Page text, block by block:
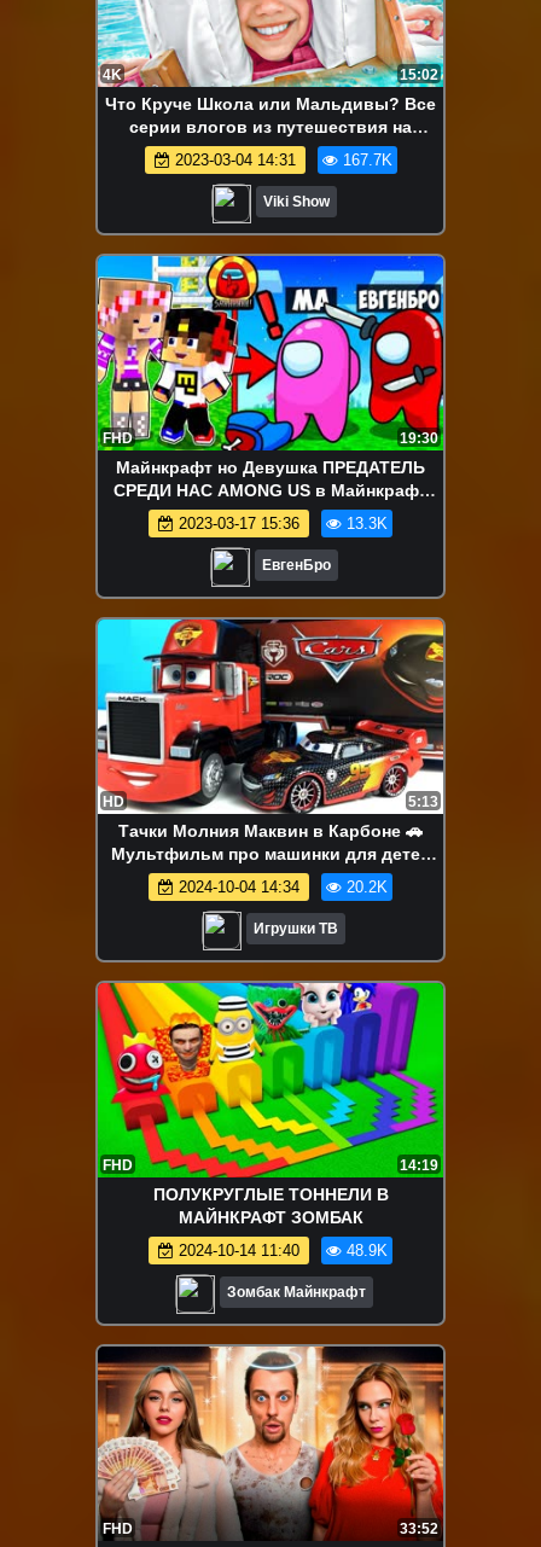
4K 15:02
Что Круче Школа или Мальдивы? Все
серии влогов из путешествия на
Мальдивы 2027 - МОЯ НОВАЯ
ПРИЧЁСКА и Мой день на Мальдивах
Влог / Вики Шоу
2023-03-04 14:31 167.7K
Viki Show
FHD 19:30
Майнкрафт но Девушка ПРЕДАТЕЛЬ
СРЕДИ НАС AMONG US в Майнкрафт
НУБ И ПРО ВИДЕО ТРОЛЛИНГ
MINECRAFT
2023-03-17 15:36 13.3K
ЕвгенБро
HD 5:13
Тачки Молния Маквин в Карбоне 🚗
Мультфильм про машинки для детей
малышей Disney Cars McQueen
2024-10-04 14:34 20.2K
Игрушки ТВ
FHD 14:19
ПОЛУКРУГЛЫЕ ТОННЕЛИ В
МАЙНКРАФТ ЗОМБАК
2024-10-14 11:40 48.9K
Зомбак Майнкрафт
FHD 33:52